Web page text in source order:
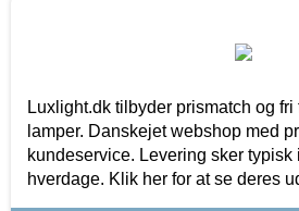
Luxlight.dk tilbyder prismatch og
lamper. Danskejet webshop med
kundeservice. Levering sker typisk
hverdage. Klik her for at se deres